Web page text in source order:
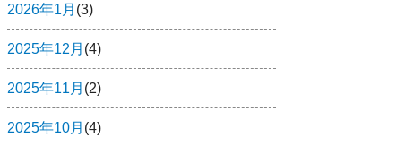
2026年1月 (3)
2025年12月 (4)
2025年11月 (2)
2025年10月 (4)